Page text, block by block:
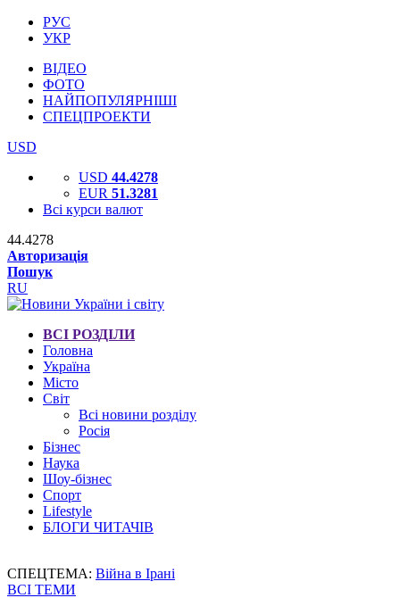
РУС
УКР
ВІДЕО
ФОТО
НАЙПОПУЛЯРНІШІ
СПЕЦПРОЕКТИ
USD
USD 44.4278
EUR 51.3281
Всі курси валют
44.4278
Авторизація
Пошук
RU
ВСІ РОЗДІЛИ
Головна
Україна
Місто
Світ
Всі новини розділу
Росія
Бізнес
Наука
Шоу-бізнес
Спорт
Lifestyle
БЛОГИ ЧИТАЧІВ
СПЕЦТЕМА: Війна в Ірані
ВСІ ТЕМИ